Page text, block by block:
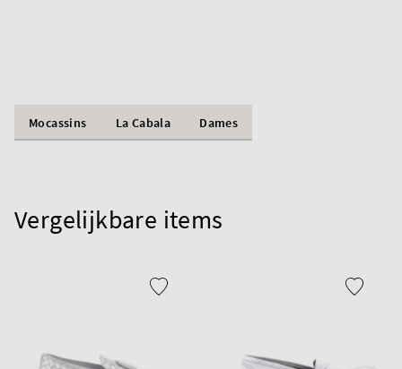
Mocassins La Cabala Dames
Vergelijkbare items